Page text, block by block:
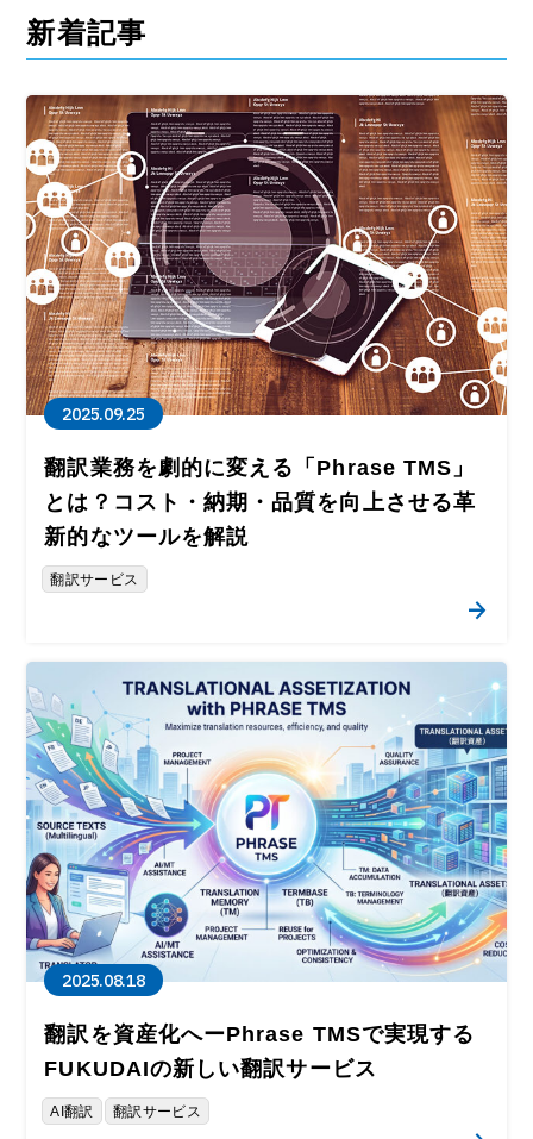
新着記事
2025.09.25
翻訳業務を劇的に変える「Phrase TMS」
とは？コスト・納期・品質を向上させる革
新的なツールを解説
翻訳サービス
2025.08.18
翻訳を資産化へーPhrase TMSで実現する
FUKUDAIの新しい翻訳サービス
AI翻訳 翻訳サービス